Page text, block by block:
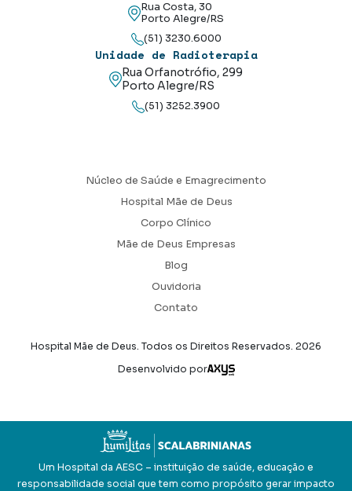
Rua Costa, 30
Porto Alegre/RS
(51) 3230.6000
Unidade de Radioterapia
Rua Orfanotrófio, 299
Porto Alegre/RS
(51) 3252.3900
Núcleo de Saúde e Emagrecimento
Hospital Mãe de Deus
Corpo Clínico
Mãe de Deus Empresas
Blog
Ouvidoria
Contato
Hospital Mãe de Deus. Todos os Direitos Reservados. 2026
Desenvolvido por
Axysweb
Um Hospital da AESC – instituição de saúde, educação e
responsabilidade social que tem como propósito gerar impacto